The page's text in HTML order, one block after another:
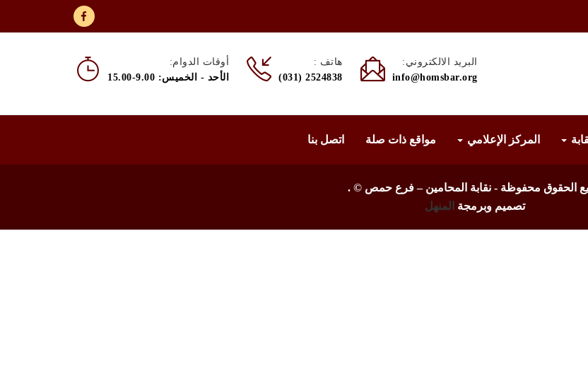
أوقات الدوام:
الأحد - الخميس: 9.00-15.00
هاتف :
(031) 2524838
البريد الالكتروني:
info@homsbar.org
المركز الإعلامي مواقع ذات صلة اتصل بنا
الحقوق محفوظة - نقابة المحامين – فرع حمص ©.
تصميم وبرمجة
المنهل